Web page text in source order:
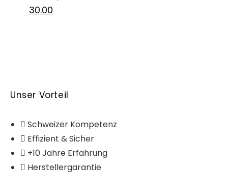
30.00
Unser Vorteil
Schweizer Kompetenz
Effizient & Sicher
+10 Jahre Erfahrung
Herstellergarantie